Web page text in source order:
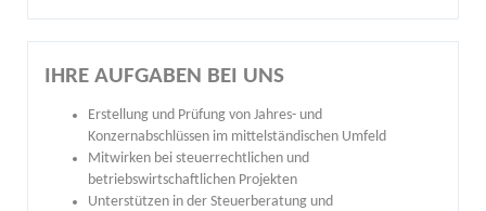
IHRE AUFGABEN BEI UNS
Erstellung und Prüfung von Jahres- und
Konzernabschlüssen im mittelständischen Umfeld
Mitwirken bei steuerrechtlichen und
betriebswirtschaftlichen Projekten
Unterstützen in der Steuerberatung und